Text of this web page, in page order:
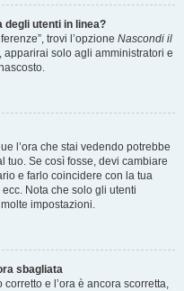
degli utenti in linea?
trovi l’opzione Nascondi il
apparirai solo agli amministratori e
l’ora che stai vedendo potrebbe
tuo. Se così fosse, devi cambiare
e farlo coincidere con la tua
Nota che solo gli utenti
impostazioni.
sbagliata
e l’ora è ancora scorretta,